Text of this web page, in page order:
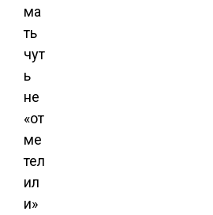
ма
ть
чут
ь
не
«от
ме
тел
ил
и»